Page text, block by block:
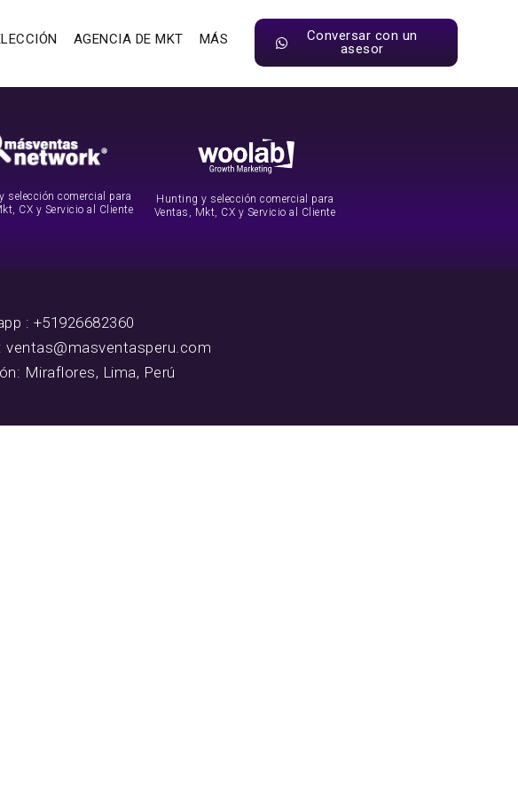
AGENCIA DE MKT MÁS
Conversar con un
asesor
selección comercial para
CX y Servicio al Cliente
Hunting y selección comercial para
Ventas, Mkt, CX y Servicio al Cliente
: +51926682360
ventas@masventasperu.com
Miraflores, Lima, Perú